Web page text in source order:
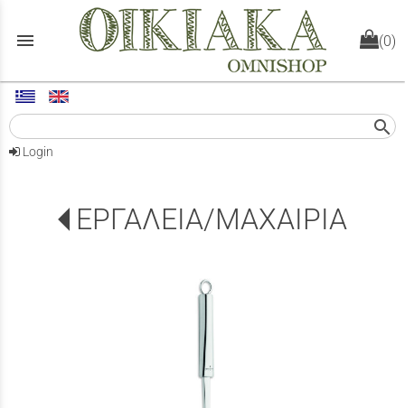
menu (0)
search
Login
ΕΡΓΑΛΕΙΑ/ΜΑΧΑΙΡΙΑ